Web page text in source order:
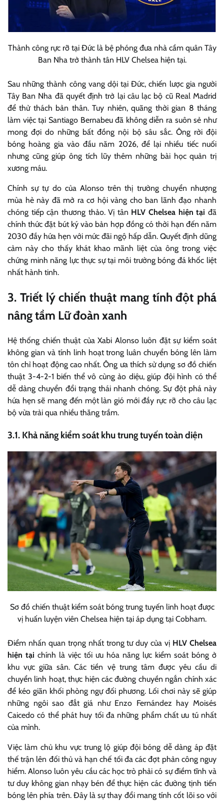
Thành công rực rỡ tại Đức là bệ phóng đưa nhà cầm quân Tây
Ban Nha trở thành tân HLV Chelsea hiện tại.
Sau những thành công vang dội tại Đức, chiến lược gia người
Tây Ban Nha đã quyết định trở lại câu lạc bộ cũ Real Madrid
để thử thách bản thân. Tuy nhiên, quãng thời gian 8 tháng
làm việc tại Santiago Bernabeu đã không diễn ra suôn sẻ như
mong đợi do những bất đồng nội bộ sâu sắc. Ông rời đội
bóng hoàng gia vào đầu năm 2026, để lại nhiều tiếc nuối
nhưng cũng giúp ông tích lũy thêm những bài học quản trị
xương máu.
Chính sự tự do của Alonso trên thị trường chuyển nhượng
mùa hè này đã mở ra cơ hội vàng cho ban lãnh đạo nhanh
chóng tiếp cận thương thảo. Vị tân HLV Chelsea hiện tại đã
chính thức đặt bút ký vào bản hợp đồng có thời hạn đến năm
2030 đầy hứa hẹn với mức đãi ngộ hấp dẫn. Quyết định dũng
cảm này cho thấy khát khao mãnh liệt của ông trong việc
chứng minh năng lực thực sự tại môi trường bóng đá khốc liệt
nhất hành tinh.
3. Triết lý chiến thuật mang tính đột phá
nâng tầm Lữ đoàn xanh
Hệ thống chiến thuật của Xabi Alonso luôn đặt sự kiểm soát
không gian và tính linh hoạt trong luân chuyển bóng lên làm
tôn chỉ hoạt động cao nhất. Ông ưa thích sử dụng sơ đồ chiến
thuật 3-4-2-1 biến thể vô cùng ảo diệu, giúp đội hình có thể
dễ dàng chuyển đổi trạng thái nhanh chóng. Sự đột phá này
hứa hẹn sẽ mang đến một làn gió mới đầy rực rỡ cho câu lạc
bộ vừa trải qua nhiều thăng trầm.
3.1. Khả năng kiểm soát khu trung tuyến toàn diện
Sơ đồ chiến thuật kiểm soát bóng trung tuyến linh hoạt được
vị huấn luyện viên Chelsea hiện tại áp dụng tại Cobham.
Điểm nhấn quan trọng nhất trong tư duy của vị HLV Chelsea
hiện tại chính là việc tối ưu hóa năng lực kiểm soát bóng ở
khu vực giữa sân. Các tiền vệ trung tâm được yêu cầu di
chuyển linh hoạt, thực hiện các đường chuyền ngắn chính xác
để kéo giãn khối phòng ngự đối phương. Lối chơi này sẽ giúp
những ngôi sao đắt giá như Enzo Fernández hay Moisés
Caicedo có thể phát huy tối đa những phẩm chất ưu tú nhất
của mình.
Việc làm chủ khu vực trung lộ giúp đội bóng dễ dàng áp đặt
thế trận lên đối thủ và hạn chế tối đa các đợt phản công nguy
hiểm. Alonso luôn yêu cầu các học trò phải có sự điềm tĩnh và
tư duy không gian nhạy bén để thực hiện các đường tịnh tiến
bóng lên phía trên. Đây là sự thay đổi mang tính cốt lõi so với